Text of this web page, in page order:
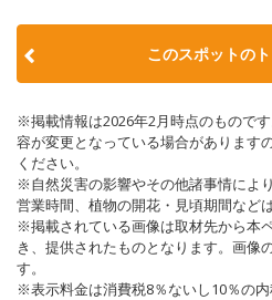
このスポットの
※掲載情報は2026年2月時点のもので
容が変更となっている場合があります
ください。
※自然災害の影響やその他諸事情によ
営業時間、植物の開花・見頃期間など
※掲載されている画像は取材先から本
き、提供されたものとなります。画像
す。
※表示料金は消費税8％ないし10％の内